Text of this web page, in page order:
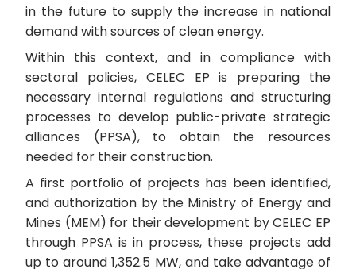
in the future to supply the increase in national
demand with sources of clean energy.
Within this context, and in compliance with
sectoral policies, CELEC EP is preparing the
necessary internal regulations and structuring
processes to develop public-private strategic
alliances (PPSA), to obtain the resources
needed for their construction.
A first portfolio of projects has been identified,
and authorization by the Ministry of Energy and
Mines (MEM) for their development by CELEC EP
through PPSA is in process, these projects add
up to around 1,352.5 MW, and take advantage of